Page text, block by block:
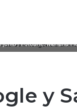
/ Fotoarte: Mariana
y